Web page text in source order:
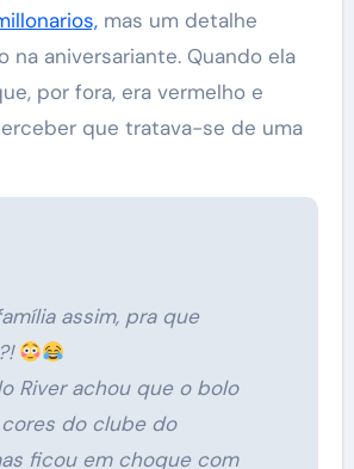
mas um detalhe
na aniversariante. Quando ela
por fora, era vermelho e
que tratava-se de uma
assim, pra que
River achou que o bolo
do clube do
ficou em choque com